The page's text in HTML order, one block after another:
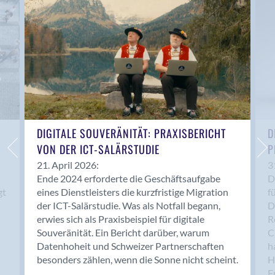
Anwil
Appenzell
Au SG
Baar
Baden
Balsthal
Balzers
Basel
Bassersdorf
Belp
Bendern
Benken (SG)
Bergdietikon
Berlin
Bern
Bern - Liebefeld
DIGITALE SOUVERÄNITÄT: PRAXISBERICHT
VON DER ICT-SALÄRSTUDIE
21. April 2026:
Ende 2024 erforderte die Geschäftsaufgabe
eines Dienstleisters die kurzfristige Migration
der ICT-Salärstudie. Was als Notfall begann,
erwies sich als Praxisbeispiel für digitale
Souveränität. Ein Bericht darüber, warum
Datenhoheit und Schweizer Partnerschaften
besonders zählen, wenn die Sonne nicht scheint.